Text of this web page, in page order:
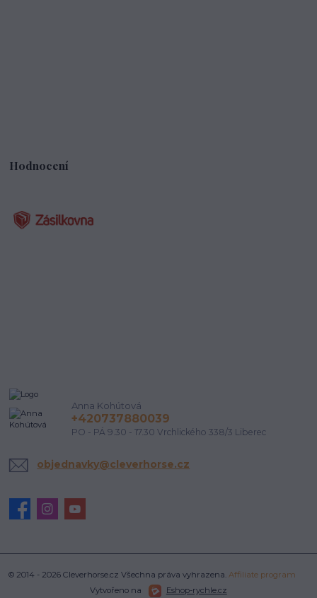
Hodnocení
Anna Kohútová
+420737880039
PO - PÁ 9.30 - 17.30 Vrchlického 338/3 Liberec
objednavky@cleverhorse.cz
© 2014 - 2026 Cleverhorse.cz Všechna práva vyhrazena.Affiliate program
Vytvořeno na
Eshop-rychle.cz